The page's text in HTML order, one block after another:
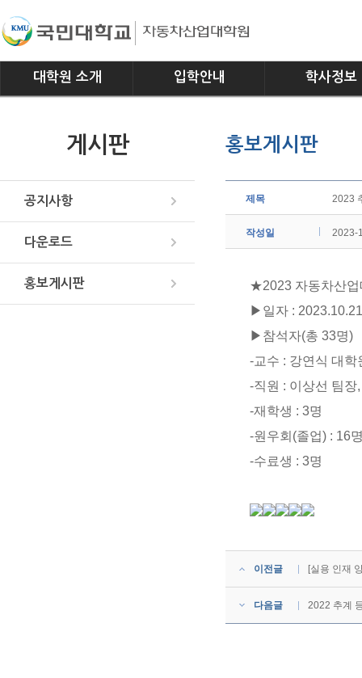
대학원 소개 입학안내 학사정보
교과과정
게시판
공지사항
다운로드
홍보게시판
홍보게시판
제목 2023
작성일 2023-
★2023 자동차산
▶일자 :
▶참석자(총 33명)
-교수 : 강연식 대학
-직원 : 이상선 팀장
-재학생 : 3명
-원우회(졸업) : 16
-수료생 : 3명
이전글 [실용 인재
다음글 2022 추계